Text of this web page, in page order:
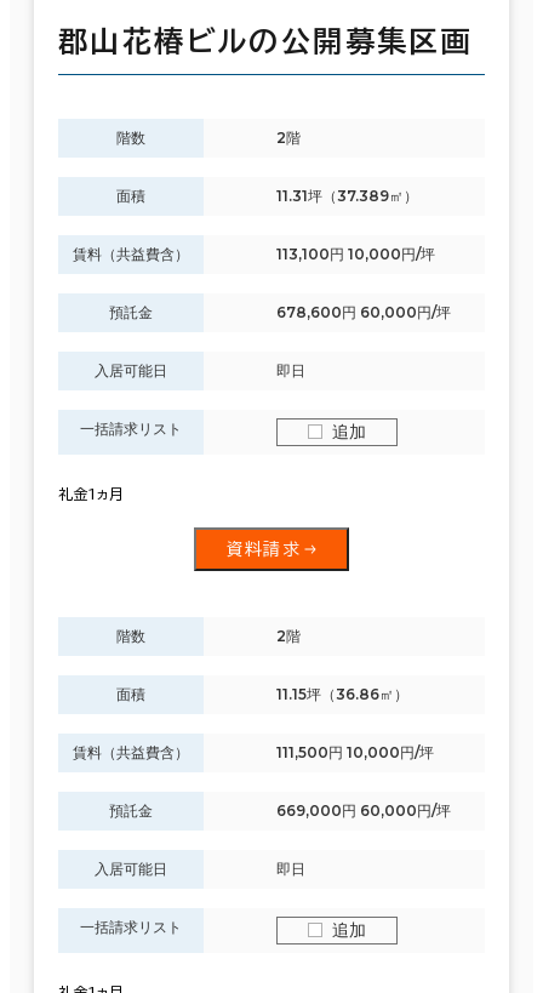
郡山花椿ビルの公開募集区画
階数 2階
面積 11.31坪（37.389㎡）
賃料（共益費含） 113,100円 10,000円/坪
預託金 678,600円 60,000円/坪
入居可能日 即日
一括請求リスト 追加
礼金1ヵ月
資料請求
階数 2階
面積 11.15坪（36.86㎡）
賃料（共益費含） 111,500円 10,000円/坪
預託金 669,000円 60,000円/坪
入居可能日 即日
一括請求リスト 追加